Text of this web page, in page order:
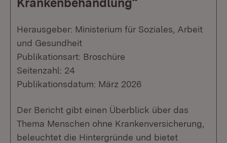
Herausgeber: Ministerium für Soziales, Arbeit
und Gesundheit
Publikationsart: Broschüre
Seitenzahl: 24
Publikationsdatum: März 2026
Der Bericht gibt einen Überblick über das
Thema Menschen ohne Krankenversicherung,
beleuchtet die Hintergründe und bietet